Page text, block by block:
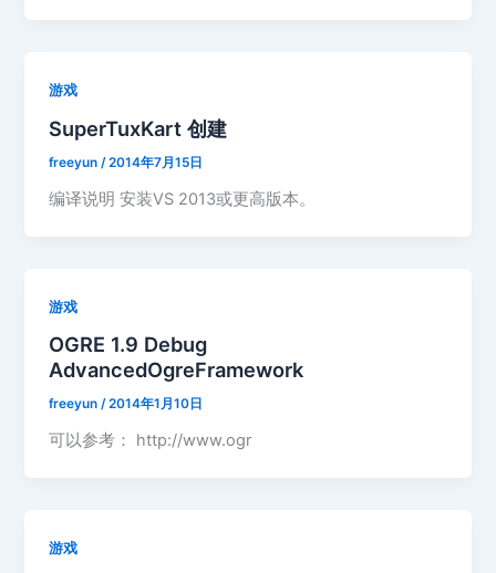
游戏
SuperTuxKart 创建
freeyun/2014年7月15日
编译说明 安装VS 2013或更高版本。
游戏
OGRE 1.9 Debug
AdvancedOgreFramework
freeyun/2014年1月10日
可以参考： http://www.ogr
游戏